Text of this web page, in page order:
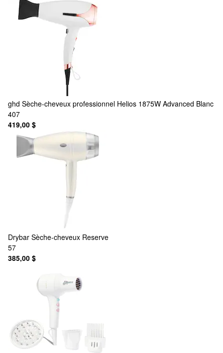
ghd Sèche-cheveux professionnel Helios 1875W Advanced Blanc
407
419,00 $
Drybar Sèche-cheveux Reserve
57
385,00 $